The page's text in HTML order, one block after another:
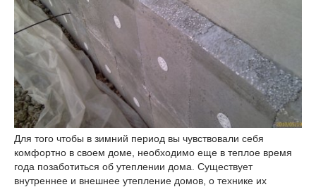
Для того чтобы в зимний период вы чувствовали себя
комфортно в своем доме, необходимо еще в теплое время
года позаботиться об утеплении дома. Существует
внутреннее и внешнее утепление домов, о технике их